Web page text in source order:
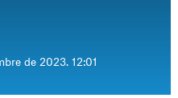
de 2023. 12:01